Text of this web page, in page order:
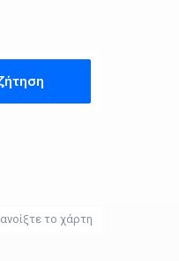
ανοίξτε το χάρτη